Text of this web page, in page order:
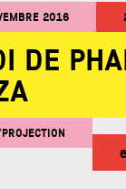
2016
DE